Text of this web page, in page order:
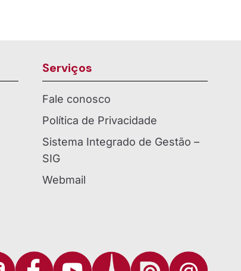
Serviços
Fale conosco
Política de Privacidade
Sistema Integrado de Gestão –
SIG
Webmail